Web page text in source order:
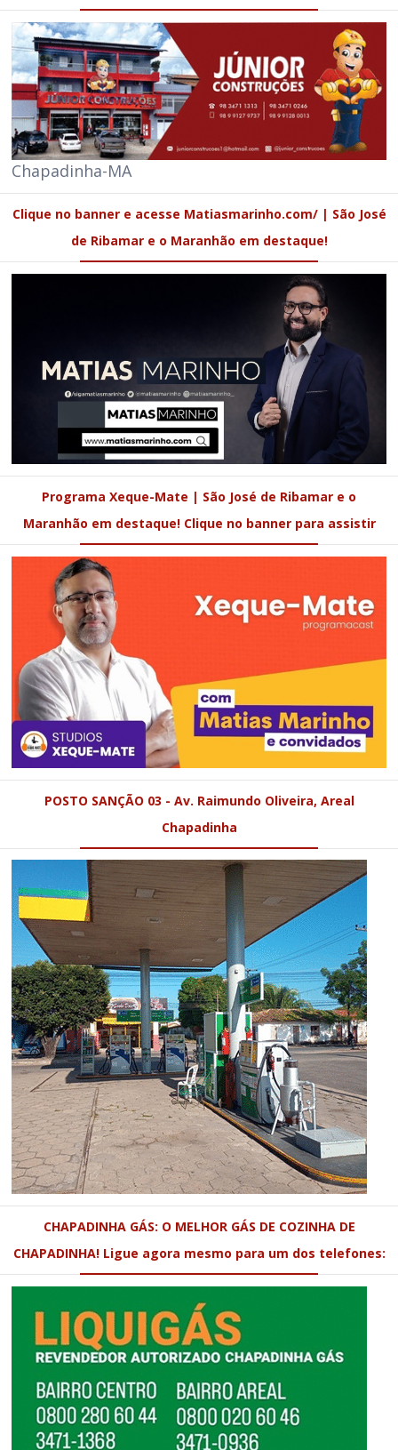
Chapadinha-MA
Clique no banner e acesse Matiasmarinho.com/ | São José
de Ribamar e o Maranhão em destaque!
Programa Xeque-Mate | São José de Ribamar e o
Maranhão em destaque! Clique no banner para assistir
POSTO SANÇÃO 03 - Av. Raimundo Oliveira, Areal
Chapadinha
CHAPADINHA GÁS: O MELHOR GÁS DE COZINHA DE
CHAPADINHA! Ligue agora mesmo para um dos telefones: